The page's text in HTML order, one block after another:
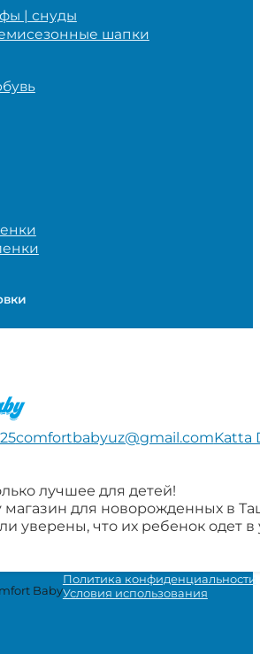
| снуды
шапки
comfortbabyuz@gmail.comKatta
на Facebook
нами в Instagram
за нами в Telegram
за нами в YouTube
лучшее для детей!
для новорожденных в
уверены, что их ребенок одет
Baby
Политика конфиденциальности
Условия использования